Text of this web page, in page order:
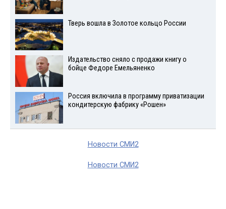
Тверь вошла в Золотое кольцо России
Издательство сняло с продажи книгу о
бойце Федоре Емельяненко
Россия включила в программу приватизации
кондитерскую фабрику «Рошен»
Новости СМИ2
Новости СМИ2